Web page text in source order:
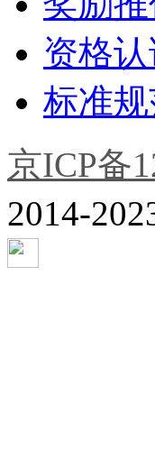
资格
标准
京ICP备
2014-